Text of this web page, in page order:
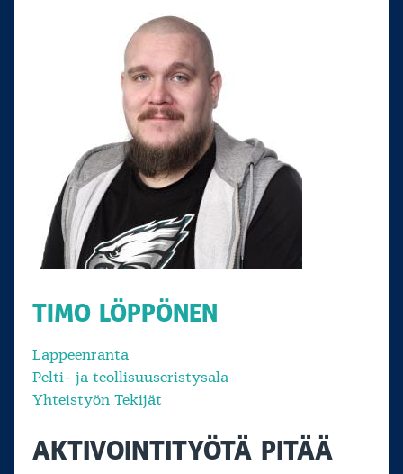
TIMO LÖPPÖNEN
Lappeenranta
Pelti- ja teollisuuseristysala
Yhteistyön Tekijät
AKTIVOINTITYÖTÄ PITÄÄ